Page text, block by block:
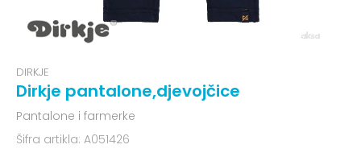
DIRKJE
Dirkje pantalone,djevojčice
Pantalone i farmerke
Šifra artikla: A051426